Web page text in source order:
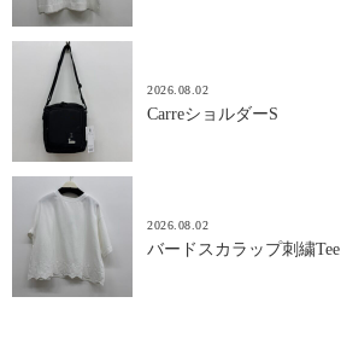
2026.08.02
CarreショルダーS
2026.08.02
バードスカラップ刺繍Tee